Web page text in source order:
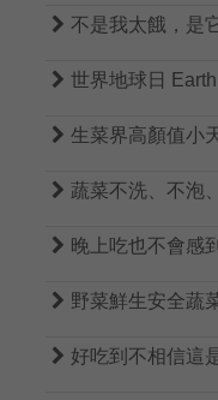
 不是我太餓，是
 世界地球日
 生菜界高顏值小
 蔬菜不洗、不泡
 晚上吃也不會感
 野菜鮮生安全蔬
 好吃到不相信這